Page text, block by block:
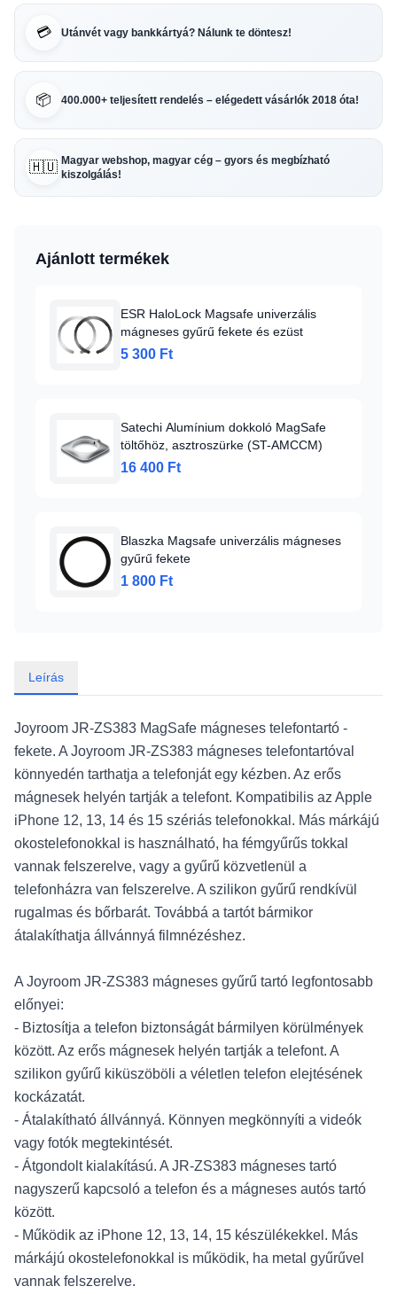
💳 Utánvét vagy bankkártyá? Nálunk te döntesz!
📦 400.000+ teljesített rendelés – elégedett vásárlók 2018 óta!
🇭🇺 Magyar webshop, magyar cég – gyors és megbízható
kiszolgálás!
Ajánlott termékek
ESR HaloLock Magsafe univerzális
mágneses gyűrű fekete és ezüst
5 300 Ft
Satechi Alumínium dokkoló MagSafe
töltőhöz, asztroszürke (ST-AMCCM)
16 400 Ft
Blaszka Magsafe univerzális mágneses
gyűrű fekete
1 800 Ft
Leírás
Joyroom JR-ZS383 MagSafe mágneses telefontartó -
fekete. A Joyroom JR-ZS383 mágneses telefontartóval
könnyedén tarthatja a telefonját egy kézben. Az erős
mágnesek helyén tartják a telefont. Kompatibilis az Apple
iPhone 12, 13, 14 és 15 szériás telefonokkal. Más márkájú
okostelefonokkal is használható, ha fémgyűrűs tokkal
vannak felszerelve, vagy a gyűrű közvetlenül a
telefonházra van felszerelve. A szilikon gyűrű rendkívül
rugalmas és bőrbarát. Továbbá a tartót bármikor
átalakíthatja állvánnyá filmnézéshez.
A Joyroom JR-ZS383 mágneses gyűrű tartó legfontosabb
előnyei:
- Biztosítja a telefon biztonságát bármilyen körülmények
között. Az erős mágnesek helyén tartják a telefont. A
szilikon gyűrű kiküszöböli a véletlen telefon elejtésének
kockázatát.
- Átalakítható állvánnyá. Könnyen megkönnyíti a videók
vagy fotók megtekintését.
- Átgondolt kialakítású. A JR-ZS383 mágneses tartó
nagyszerű kapcsoló a telefon és a mágneses autós tartó
között.
- Működik az iPhone 12, 13, 14, 15 készülékekkel. Más
márkájú okostelefonokkal is működik, ha metal gyűrűvel
vannak felszerelve.